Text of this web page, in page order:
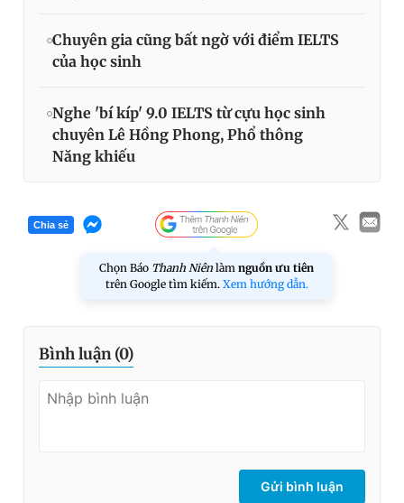
Chuyên gia cũng bất ngờ với điểm IELTS
của học sinh
Nghe 'bí kíp' 9.0 IELTS từ cựu học sinh
chuyên Lê Hồng Phong, Phổ thông
Năng khiếu
Chia sẻ
Chọn Báo Thanh Niên làm nguồn ưu tiên
trên Google tìm kiếm. Xem hướng dẫn.
Bình luận (0)
Gửi bình luận